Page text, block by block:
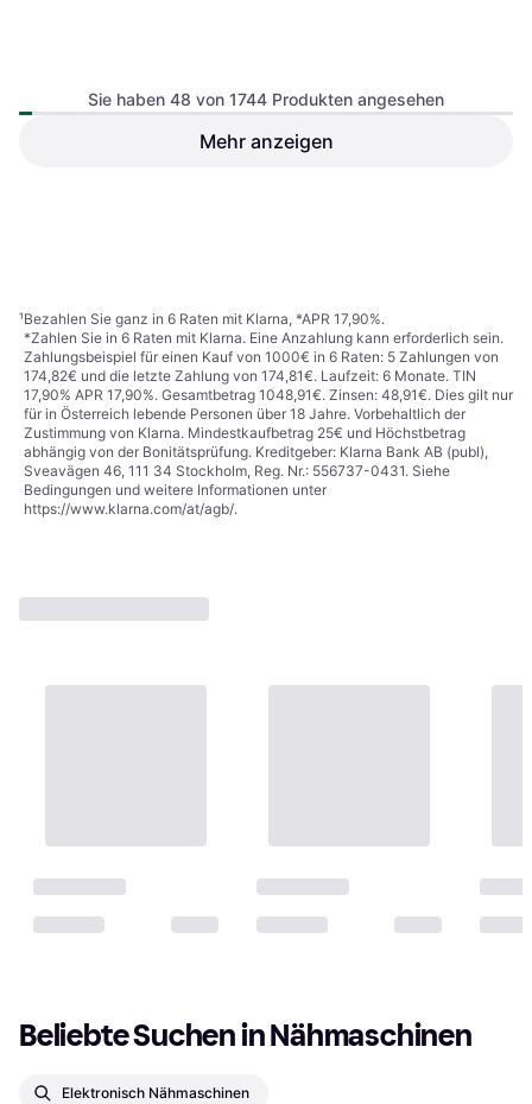
Brother Nähmaschine Innovis
VEVOR
Sie haben 48 von 1744 Produkten angesehen
Mehr anzeigen
¹Bezahlen Sie ganz in 6 Raten mit Klarna, *APR 17,90%.
*Zahlen Sie in 6 Raten mit Klarna. Eine Anzahlung kann erforderlich sein.
Zahlungsbeispiel für einen Kauf von 1000€ in 6 Raten: 5 Zahlungen von
174,82€ und die letzte Zahlung von 174,81€. Laufzeit: 6 Monate. TIN
17,90% APR 17,90%. Gesamtbetrag 1048,91€. Zinsen: 48,91€. Dies gilt nur
für in Österreich lebende Personen über 18 Jahre. Vorbehaltlich der
Zustimmung von Klarna. Mindestkaufbetrag 25€ und Höchstbetrag
abhängig von der Bonitätsprüfung. Kreditgeber: Klarna Bank AB (publ),
Sveavägen 46, 111 34 Stockholm, Reg. Nr.: 556737-0431. Siehe
Bedingungen und weitere Informationen unter
https://www.klarna.com/at/agb/.
Beliebte Suchen in Nähmaschinen
Elektronisch Nähmaschinen